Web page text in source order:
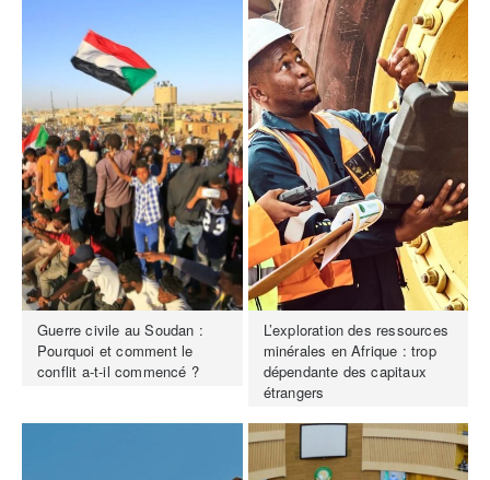
Guerre civile au Soudan :
Pourquoi et comment le
conflit a-t-il commencé ?
L’exploration des ressources
minérales en Afrique : trop
dépendante des capitaux
étrangers